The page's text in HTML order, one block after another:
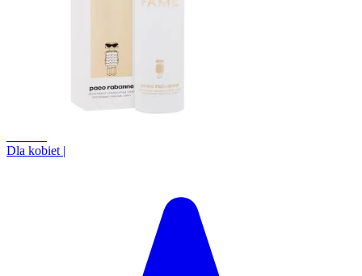
Dla kobiet |